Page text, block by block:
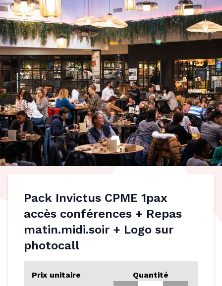
Pack Invictus CPME 1pax
accès conférences + Repas
matin.midi.soir + Logo sur
photocall
Prix unitaire Quantité